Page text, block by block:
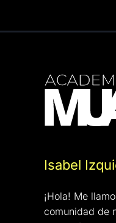
Isabel
¡Hola! Me
comunidad de